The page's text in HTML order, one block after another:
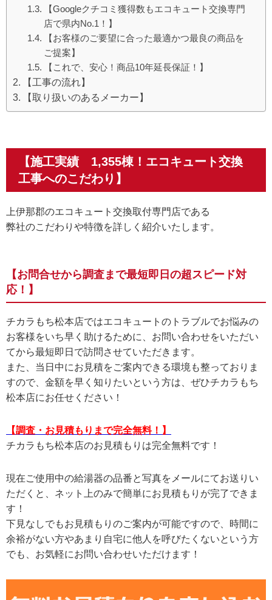
【Googleクチコミ獲得数もエコキュート交換専門
店で県内No.1！】
【お客様のご要望に合った最適かつ最良の商品を
ご提案】
【これで、安心！商品10年延長保証！】
【工事の流れ】
【取り扱いのあるメーカー】
【施工実績 1,355棟！エコキュート交換
工事へのこだわり】
上伊那郡のエコキュート交換取付専門店である
弊社のこだわりや特徴を詳しく紹介いたします。
【お問合せから調査まで最短即日の超スピード対
応！】
チカラもち松本店ではエコキュートのトラブルでお悩みの
お客様をいち早く助けるために、お問い合わせをいただい
てから最短即日で訪問させていただきます。
また、当日中にお見積をご案内できる環境も整っておりま
すので、金額を早く知りたいという方は、ぜひチカラもち
松本店にお任せください！
【調査・お見積もりまで完全無料！】
チカラもち松本店のお見積もりは完全無料です！
現在ご使用中の給湯器の品番と写真をメールにてお送りい
ただくと、ネット上のみで簡単にお見積もりが完了できま
す！
下見なしでもお見積もりのご案内が可能ですので、時間に
余裕がない方やあまり自宅に他人を呼びたくないという方
でも、お気軽にお問い合わせいただけます！